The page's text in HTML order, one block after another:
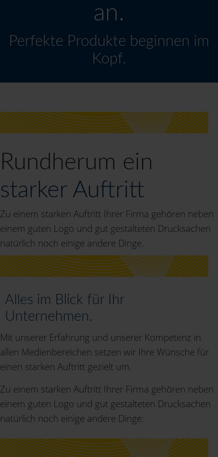
an.
Perfekte Produkte beginnen im
Kopf.
Rundherum ein
starker Auftritt
Zu einem starken Auftritt Ihrer Firma gehören neben
einem guten Logo und gut gestalteten Drucksachen
natürlich noch einige andere Dinge.
Alles im Blick für Ihr
Unternehmen.
Mit unserer Erfahrung und unserer Kompetenz in
allen Medienbereichen setzen wir Ihre Wünsche für
einen starken Auftritt gezielt um.
Zu einem starken Auftritt Ihrer Firma gehören neben
einem guten Logo und gut gestalteten Drucksachen
natürlich noch einige andere Dinge: